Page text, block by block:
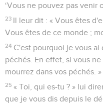
‘Vous ne pouvez pas venir
23 Il leur dit : « Vous êtes
Vous êtes de ce monde ;
24 C'est pourquoi je vous ai
péchés. En effet, si vous
mourrez dans vos péchés. »
25 « Toi, qui es-tu ? » lui
que je vous dis depuis le